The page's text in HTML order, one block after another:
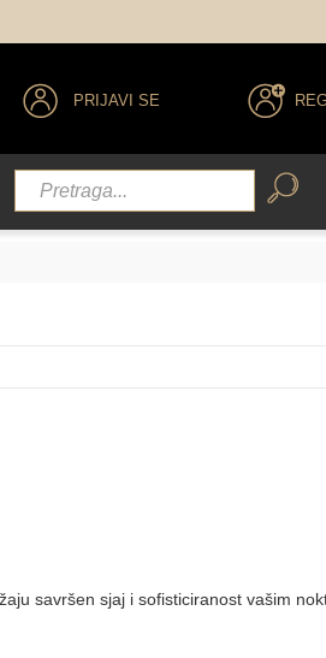
PRIJAVI SE
savršen sjaj i sofisticiranost vašim